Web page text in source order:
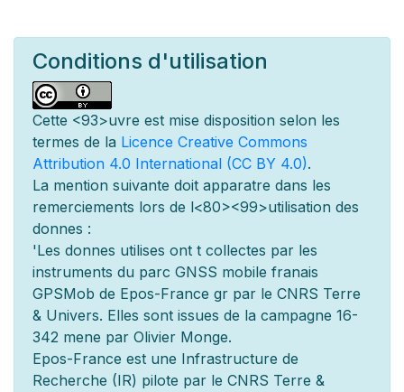
Conditions d'utilisation
Cette <93>uvre est mise disposition selon les
termes de la Licence Creative Commons
Attribution 4.0 International (CC BY 4.0).
La mention suivante doit apparatre dans les
remerciements lors de l<80><99>utilisation des
donnes :
'Les donnes utilises ont t collectes par les
instruments du parc GNSS mobile franais
GPSMob de Epos-France gr par le CNRS Terre
& Univers. Elles sont issues de la campagne 16-
342 mene par Olivier Monge.
Epos-France est une Infrastructure de
Recherche (IR) pilote par le CNRS Terre &